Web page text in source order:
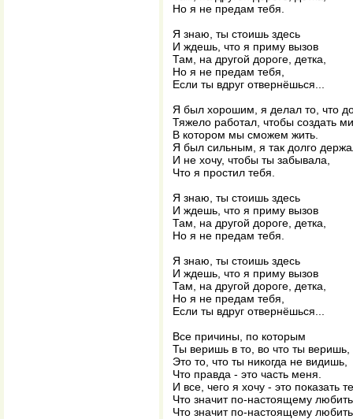
Но я не предам тебя.
Я знаю, ты стоишь здесь
И ждешь, что я приму вызов
Там, на другой дороге, детка,
Но я не предам тебя,
Если ты вдруг отвернёшься...
Я был хорошим, я делал то, что
Тяжело работал, чтобы создать
В котором мы сможем жить.
Я был сильным, я так долго
И не хочу, чтобы ты забывала,
Что я простил тебя.
Я знаю, ты стоишь здесь
И ждешь, что я приму вызов
Там, на другой дороге, детка,
Но я не предам тебя.
Я знаю, ты стоишь здесь
И ждешь, что я приму вызов
Там, на другой дороге, детка,
Но я не предам тебя,
Если ты вдруг отвернёшься...
Все причины, по которым
Ты веришь в то, во что ты веришь,
Это то, что ты никогда не видишь,
Что правда - это часть меня.
И все, чего я хочу - это показать
Что значит по-настоящему
Что значит по-настоящему